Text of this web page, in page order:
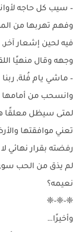
– سيب كل حاجه
وفهم تهربها من
فيه لحين إشعار
وجهه وقال منهيًا
– ماشي يام فُلة, ربنا
وانسحب من أمامها
لمتى سيظل معلقًا
تعني موافقتها
رفضته بقرار نهائي
لم يذق من الحب
نعيمه؟
❈-❈-❈
وأخيرًا…